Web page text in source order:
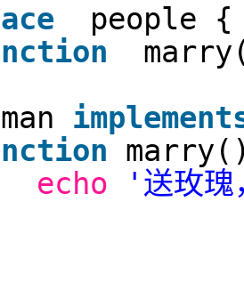
people {
man
echo
'送玫